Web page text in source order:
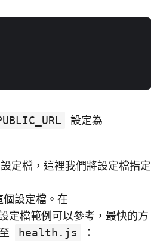
設定為
定檔，這裡我們將設定檔指定
個設定檔。在
定檔範例可以參考，最快的方
health.js ：